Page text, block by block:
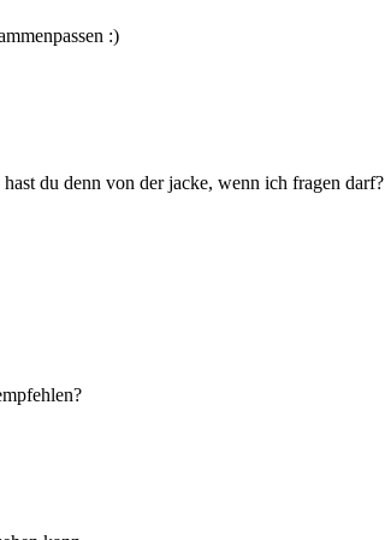
:)
du denn von der jacke, wenn ich fragen darf?